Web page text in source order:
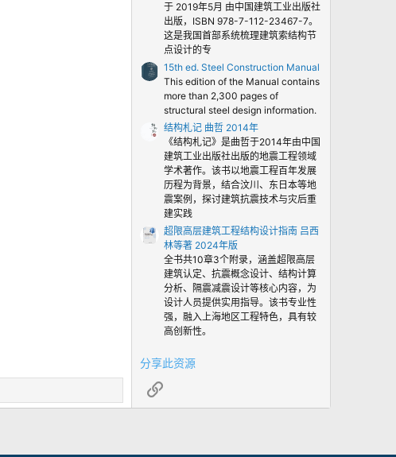
于 2019年5月 由中国建筑工业出版社
出版，ISBN 978-7-112-23467-7。
这是我国首部系统梳理建筑索结构节
点设计的专
15th ed. Steel Construction Manual
This edition of the Manual contains
more than 2,300 pages of
structural steel design information.
结构札记 曲哲 2014年
《结构札记》是曲哲于2014年由中国
建筑工业出版社出版的地震工程领域
学术著作。该书以地震工程百年发展
历程为背景，结合汶川、东日本等地
震案例，探讨建筑抗震技术与灾后重
建实践
超限高层建筑工程结构设计指南 吕西
林等著 2024年版
全书共10章3个附录，涵盖超限高层
建筑认定、抗震概念设计、结构计算
分析、隔震减震设计等核心内容，为
设计人员提供实用指导。该书专业性
强，融入上海地区工程特色，具有较
高创新性。
分享此资源
链接